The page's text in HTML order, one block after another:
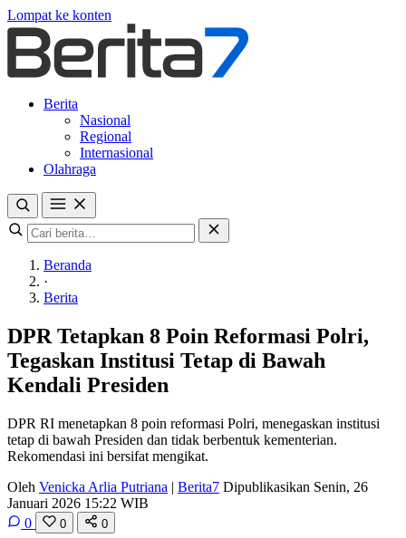
Lompat ke konten
Berita
Nasional
Regional
Internasional
Olahraga
Beranda
·
Berita
DPR Tetapkan 8 Poin Reformasi Polri,
Tegaskan Institusi Tetap di Bawah
Kendali Presiden
DPR RI menetapkan 8 poin reformasi Polri, menegaskan institusi
tetap di bawah Presiden dan tidak berbentuk kementerian.
Rekomendasi ini bersifat mengikat.
Oleh Venicka Arlia Putriana | Berita7 Dipublikasikan Senin, 26
Januari 2026 15:22 WIB
0
0 0